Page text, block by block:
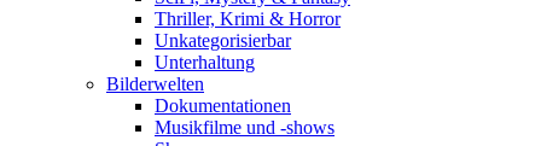
Thriller, Krimi & Horror
Unkategorisierbar
Unterhaltung
Bilderwelten
Dokumentationen
Musikfilme und -shows